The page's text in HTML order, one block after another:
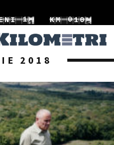
NI
2
12
3
KM
0
12
1
2
18
9
2018